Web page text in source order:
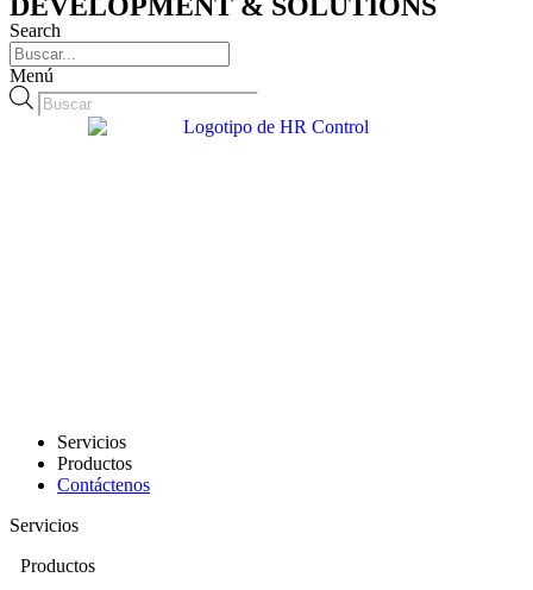
Search
Menú
Búsqueda
de
productos
Servicios
Productos
Contáctenos
Servicios
Productos